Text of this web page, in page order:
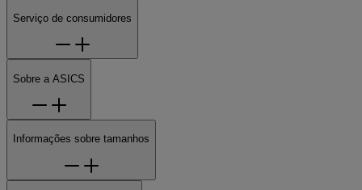
Serviço de consumidores
Sobre a ASICS
Informações sobre tamanhos